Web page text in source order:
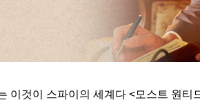
이것이 스파이의 세계다 <모스트 원티